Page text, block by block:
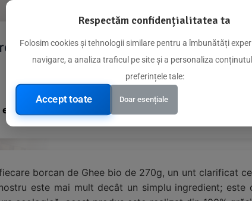
borcan de Ghee bio de 270g, un unt clarificat
este mai mult decât un simplu ingredient;
Respectăm confidențialitatea ta
Folosim cookies și tehnologii similare pentru a îmbunătăți
navigare, a analiza traficul pe site și a personaliza
preferințele tale:
Accept toate Doar esențiale